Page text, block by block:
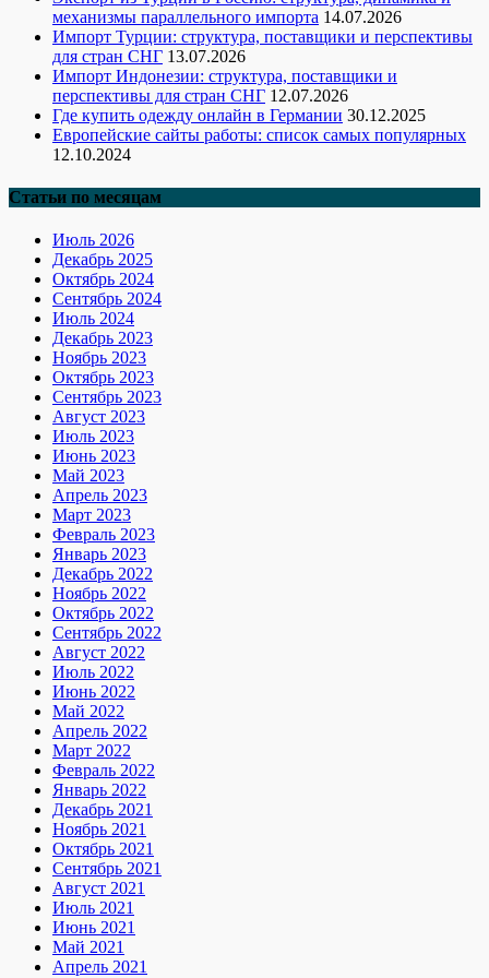
механизмы параллельного импорта 14.07.2026
Импорт Турции: структура, поставщики и перспективы
для стран СНГ 13.07.2026
Импорт Индонезии: структура, поставщики и
перспективы для стран СНГ 12.07.2026
Где купить одежду онлайн в Германии 30.12.2025
Европейские сайты работы: список самых популярных
12.10.2024
Статьи по месяцам
Июль 2026
Декабрь 2025
Октябрь 2024
Сентябрь 2024
Июль 2024
Декабрь 2023
Ноябрь 2023
Октябрь 2023
Сентябрь 2023
Август 2023
Июль 2023
Июнь 2023
Май 2023
Апрель 2023
Март 2023
Февраль 2023
Январь 2023
Декабрь 2022
Ноябрь 2022
Октябрь 2022
Сентябрь 2022
Август 2022
Июль 2022
Июнь 2022
Май 2022
Апрель 2022
Март 2022
Февраль 2022
Январь 2022
Декабрь 2021
Ноябрь 2021
Октябрь 2021
Сентябрь 2021
Август 2021
Июль 2021
Июнь 2021
Май 2021
Апрель 2021